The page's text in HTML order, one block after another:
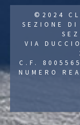
©2024
SEZIONE
VIA
C.F.
NUMERO